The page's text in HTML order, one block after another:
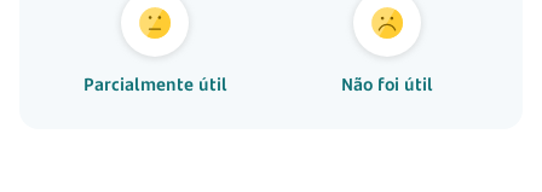
Parcialmente útil Não foi útil